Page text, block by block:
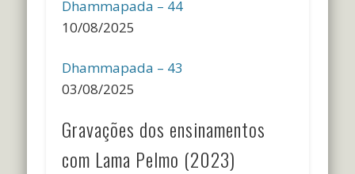
Dhammapada – 44
10/08/2025
Dhammapada – 43
03/08/2025
Gravações dos ensinamentos
com Lama Pelmo (2023)